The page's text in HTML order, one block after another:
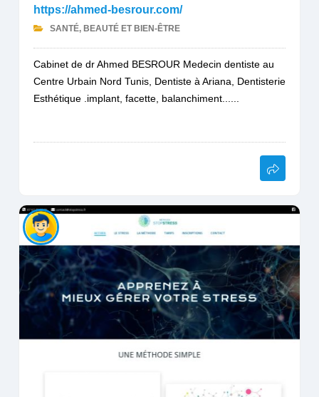
https://ahmed-besrour.com/
SANTÉ, BEAUTÉ ET BIEN-ÊTRE
Cabinet de dr Ahmed BESROUR Medecin dentiste au
Centre Urbain Nord Tunis, Dentiste à Ariana, Dentisterie
Esthétique .implant, facette, balanchiment......